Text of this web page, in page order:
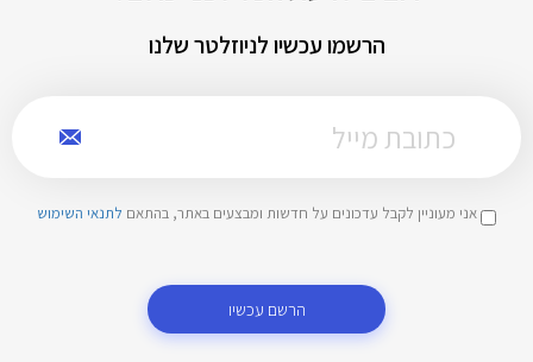
הרשמו עכשיו לניוזלטר שלנו
אני מעוניין לקבל עדכונים על חדשות ומבצעים באתר, בהתאם לתנאי השימוש
הרשם עכשיו